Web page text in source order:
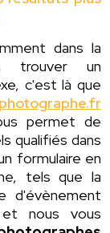
dans la
trouver un
c'est là que
permet de
qualifiés dans
formulaire en
tels que la
d'évènement
et nous vous